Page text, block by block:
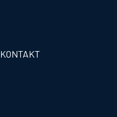
KONTAKT